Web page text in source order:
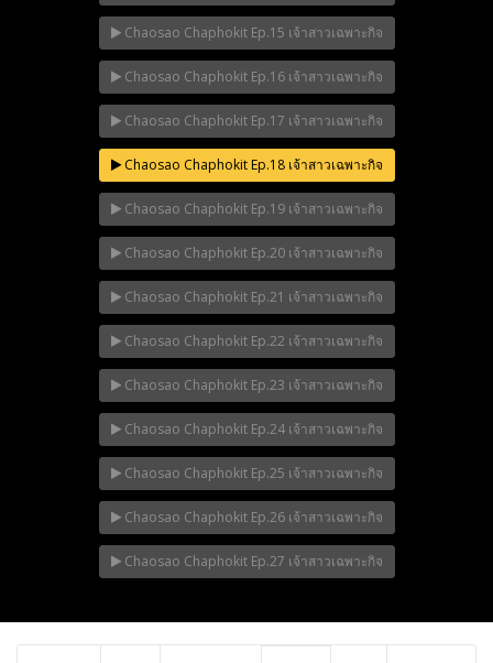
Chaosao Chaphokit Ep.15 เจ้าสาวเฉพาะกิจ
Chaosao Chaphokit Ep.16 เจ้าสาวเฉพาะกิจ
Chaosao Chaphokit Ep.17 เจ้าสาวเฉพาะกิจ
Chaosao Chaphokit Ep.18 เจ้าสาวเฉพาะกิจ
Chaosao Chaphokit Ep.19 เจ้าสาวเฉพาะกิจ
Chaosao Chaphokit Ep.20 เจ้าสาวเฉพาะกิจ
Chaosao Chaphokit Ep.21 เจ้าสาวเฉพาะกิจ
Chaosao Chaphokit Ep.22 เจ้าสาวเฉพาะกิจ
Chaosao Chaphokit Ep.23 เจ้าสาวเฉพาะกิจ
Chaosao Chaphokit Ep.24 เจ้าสาวเฉพาะกิจ
Chaosao Chaphokit Ep.25 เจ้าสาวเฉพาะกิจ
Chaosao Chaphokit Ep.26 เจ้าสาวเฉพาะกิจ
Chaosao Chaphokit Ep.27 เจ้าสาวเฉพาะกิจ